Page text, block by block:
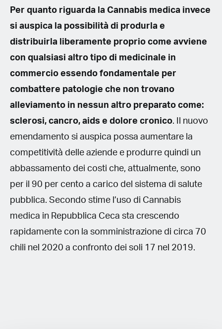
Per quanto riguarda la Cannabis medica invece
si auspica la possibilità di produrla e
distribuirla liberamente proprio come avviene
con qualsiasi altro tipo di medicinale in
commercio essendo fondamentale per
combattere patologie che non trovano
alleviamento in nessun altro preparato come:
sclerosi, cancro, aids e dolore cronico. Il nuovo
emendamento si auspica possa aumentare la
competitività delle aziende e produrre quindi un
abbassamento dei costi che, attualmente, sono
per il 90 per cento a carico del sistema di salute
pubblica. Secondo stime l’uso di Cannabis
medica in Repubblica Ceca sta crescendo
rapidamente con la somministrazione di circa 70
chili nel 2020 a confronto dei soli 17 nel 2019.